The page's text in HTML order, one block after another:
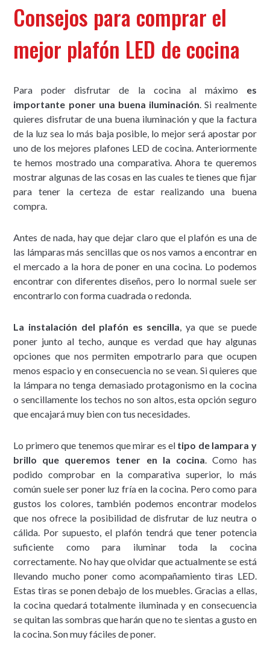
Consejos para comprar el
mejor plafón LED de cocina
Para poder disfrutar de la cocina al máximo es
importante poner una buena iluminación. Si realmente
quieres disfrutar de una buena iluminación y que la factura
de la luz sea lo más baja posible, lo mejor será apostar por
uno de los mejores plafones LED de cocina. Anteriormente
te hemos mostrado una comparativa. Ahora te queremos
mostrar algunas de las cosas en las cuales te tienes que fijar
para tener la certeza de estar realizando una buena
compra.
Antes de nada, hay que dejar claro que el plafón es una de
las lámparas más sencillas que os nos vamos a encontrar en
el mercado a la hora de poner en una cocina. Lo podemos
encontrar con diferentes diseños, pero lo normal suele ser
encontrarlo con forma cuadrada o redonda.
La instalación del plafón es sencilla, ya que se puede
poner junto al techo, aunque es verdad que hay algunas
opciones que nos permiten empotrarlo para que ocupen
menos espacio y en consecuencia no se vean. Si quieres que
la lámpara no tenga demasiado protagonismo en la cocina
o sencillamente los techos no son altos, esta opción seguro
que encajará muy bien con tus necesidades.
Lo primero que tenemos que mirar es el tipo de lampara y
brillo que queremos tener en la cocina. Como has
podido comprobar en la comparativa superior, lo más
común suele ser poner luz fría en la cocina. Pero como para
gustos los colores, también podemos encontrar modelos
que nos ofrece la posibilidad de disfrutar de luz neutra o
cálida. Por supuesto, el plafón tendrá que tener potencia
suficiente como para iluminar toda la cocina
correctamente. No hay que olvidar que actualmente se está
llevando mucho poner como acompañamiento tiras LED.
Estas tiras se ponen debajo de los muebles. Gracias a ellas,
la cocina quedará totalmente iluminada y en consecuencia
se quitan las sombras que harán que no te sientas a gusto en
la cocina. Son muy fáciles de poner.